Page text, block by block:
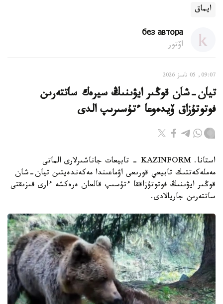
ايماق
без автора
اۆتور
09:07, 05 تامىز 2026
تيان-شان قوڭىر ايۋىنىڭ سيرەك ساتتەرىن
فوتوتۇزاق ۆيدەوعا ءتۇسىرىپ الدى
استانا. KAZINFORM - تابيعات جاناشىرلارى الماتى
مەملەكەتتىك تابيعي قورىعى اۋماعىندا مەكەندەيتىن تيان-شان
قوڭىر ايۋىنىڭ فوتوتۇزاققا ءتۇسىپ قالعان ەرەكشە ءارى قىزىقتى
ساتتەرىن جاريالادى.